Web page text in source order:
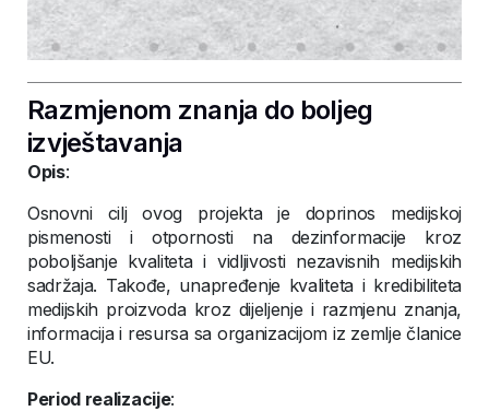
Razmjenom znanja do boljeg
izvještavanja
Opis:
Osnovni cilj ovog projekta je doprinos medijskoj
pismenosti i otpornosti na dezinformacije kroz
poboljšanje kvaliteta i vidljivosti nezavisnih medijskih
sadržaja. Takođe, unapređenje kvaliteta i kredibiliteta
medijskih proizvoda kroz dijeljenje i razmjenu znanja,
informacija i resursa sa organizacijom iz zemlje članice
EU.
Period realizacije: